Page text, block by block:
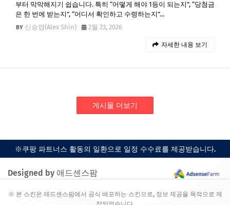
부터 막막해지기 쉽습니다. 특히 “어떻게 해야 1등이 되는지”, “당첨금
은 한 번에 받는지”, “어디서 확인하고 수령하는지”…
신승엽(Alex Shin)
2월 23, 2026
자세한 내용 보기
게시물 더보기
※쿠팡 파트너스 활동의 일환으로 일정 수수료를 제공받습니다.
Designed by 애드센스팜
※ 본 스킨은 애드센스팜에서 공식 배포하는 스킨으로, 정보 제공을 목적으로 제